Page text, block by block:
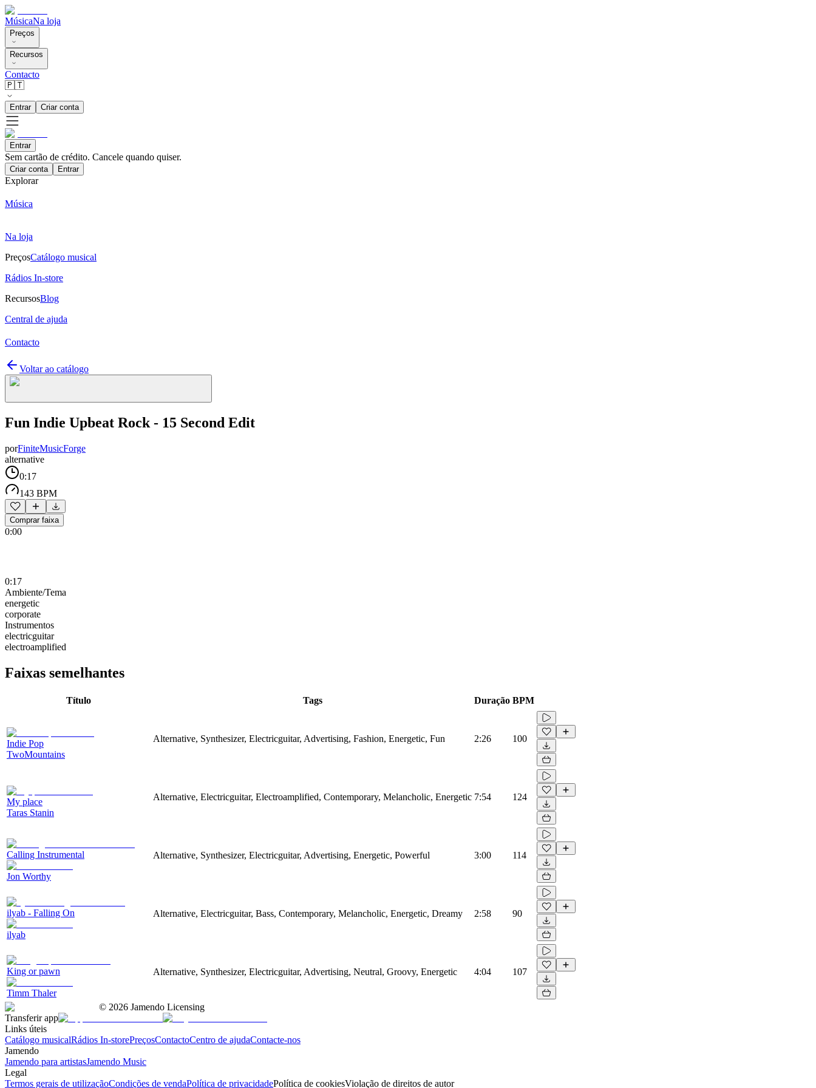
MúsicaNa loja
Preços
Recursos
Contacto
🇵🇹
Entrar Criar conta
Entrar
Sem cartão de crédito. Cancele quando quiser.
Criar conta Entrar
Explorar
Música
Na loja
PreçosCatálogo musical
Rádios In-store
RecursosBlog
Central de ajuda
Contacto
Voltar ao catálogo
Fun Indie Upbeat Rock - 15 Second Edit
porFiniteMusicForge
alternative
0:17
143 BPM
Comprar faixa
0:00
0:17
Ambiente/Tema
energetic
corporate
Instrumentos
electricguitar
electroamplified
Faixas semelhantes
Título Tags Duração BPM
Indie Pop
TwoMountains
Alternative, Synthesizer, Electricguitar, Advertising, Fashion, Energetic, Fun 2:26 100
My place
Taras Stanin
Alternative, Electricguitar, Electroamplified, Contemporary, Melancholic, Energetic 7:54 124
Calling Instrumental
Jon Worthy
Alternative, Synthesizer, Electricguitar, Advertising, Energetic, Powerful 3:00 114
ilyab - Falling On
ilyab
Alternative, Electricguitar, Bass, Contemporary, Melancholic, Energetic, Dreamy 2:58 90
King or pawn
Timm Thaler
Alternative, Synthesizer, Electricguitar, Advertising, Neutral, Groovy, Energetic 4:04 107
© 2026 Jamendo Licensing
Transferir app
Links úteis
Catálogo musicalRádios In-storePreçosContactoCentro de ajudaContacte-nos
Jamendo
Jamendo para artistasJamendo Music
Legal
Termos gerais de utilizaçãoCondições de vendaPolítica de privacidadePolítica de cookiesViolação de direitos de autor